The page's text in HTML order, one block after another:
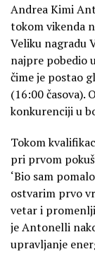
Andrea Kimi
tokom vikenda
Veliku nagradu
najpre pobedio
čime je postao
(16:00 časova).
konkurenciji u
Tokom
pri prvom
‘Bio sam
ostvarim prvo
vetar i
je Antonelli
upravljanje